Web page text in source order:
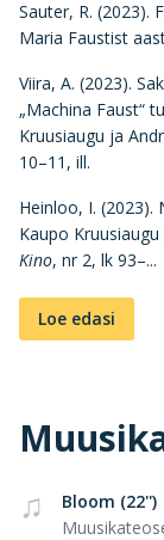
Sauter, R. (2023).
Maria Faustist
Viira, A. (2023).
„Machina Faust“
Kruusiaugu ja
10–11, ill.
Heinloo, I. (2023).
Kaupo
Kino, nr 2, lk 93–...
Loe edasi
Bloom (22'')